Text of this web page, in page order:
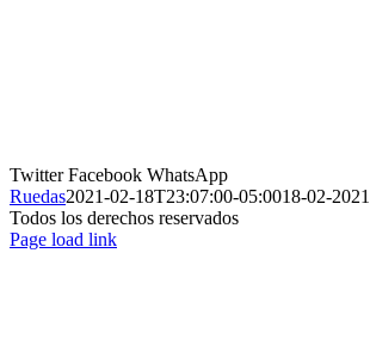
TwitterFacebook WhatsApp
Ruedas2021-02-18T23:07:00-05:0018-02-2021
Todos los derechos reservados
Page load link